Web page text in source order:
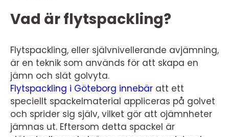
Vad är flytspackling?
Flytspackling, eller självnivellerande avjämning,
är en teknik som används för att skapa en
jämn och slät golvyta.
Flytspackling i Göteborg innebär att ett
speciellt spackelmaterial appliceras på golvet
och sprider sig själv, vilket gör att ojämnheter
jämnas ut. Eftersom detta spackel är